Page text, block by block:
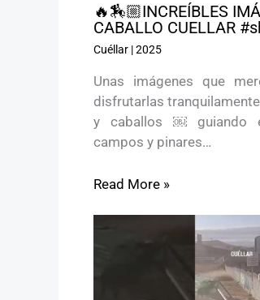
🔥🏇🏼INCREÍBLES
CABALLO CUELLAR
Cuéllar|2025
Unas imágenes que
disfrutarlas
y caballos ￼ guiando
campos y pinares…
Read More »